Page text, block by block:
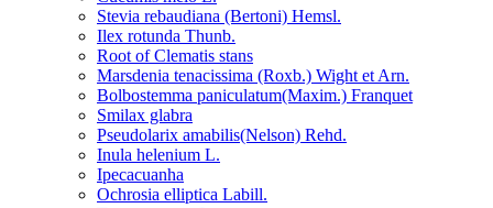
Stevia rebaudiana (Bertoni) Hemsl.
Ilex rotunda Thunb.
Root of Clematis stans
Marsdenia tenacissima (Roxb.) Wight et Arn.
Bolbostemma paniculatum(Maxim.) Franquet
Smilax glabra
Pseudolarix amabilis(Nelson) Rehd.
Inula helenium L.
Ipecacuanha
Ochrosia elliptica Labill.